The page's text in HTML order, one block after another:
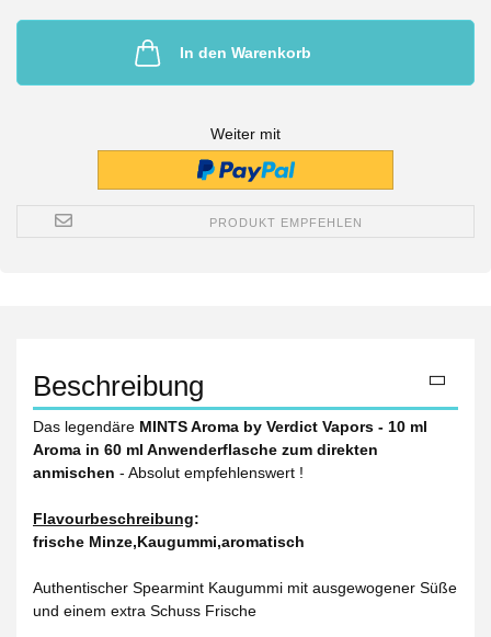
In den Warenkorb
Weiter mit
PRODUKT EMPFEHLEN
Beschreibung
Das legendäre MINTS Aroma by Verdict Vapors - 10 ml
Aroma in 60 ml Anwenderflasche zum direkten
anmischen - Absolut empfehlenswert !
Flavourbeschreibung:
frische Minze,Kaugummi,aromatisch
Authentischer Spearmint Kaugummi mit ausgewogener Süße
und einem extra Schuss Frische